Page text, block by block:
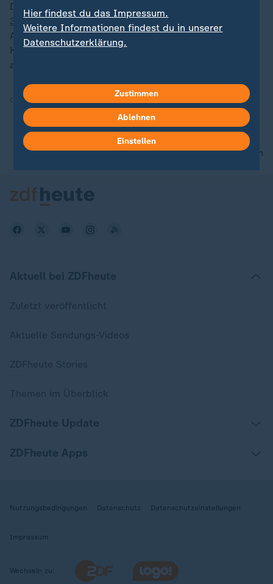
Die DHB-Auswahl hatte die Hauptrunde mit einem
31:19-Erfolg gegen Tunesienabgeschlossen.
Anschließend äußerte sich Gislason in der Personalie
Knorr vorsichtig optimistisch und kann nun offenbar
aufatmen.
Quelle:
nach oben
Nutzungsbedingungen Datenschutz Datenschutzeinstellungen
Impressum
Wechseln zu:
Hier findest du das Impressum.
Weitere Informationen findest du in unserer
Datenschutzerklärung.
Zustimmen
Ablehnen
Einstellen